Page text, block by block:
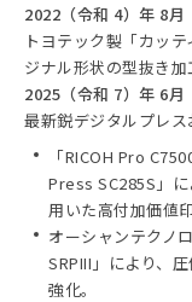
2022（令和 4）年 8月
トヨテック製「カッ
ジナル形状の型抜き加
2025（令和 7）年 6月
最新鋭デジタルプレス
「RICOH Pro
Press SC285S」
用いた高付加価値
オーシャンテクノ
SRPIII」により、
強化。